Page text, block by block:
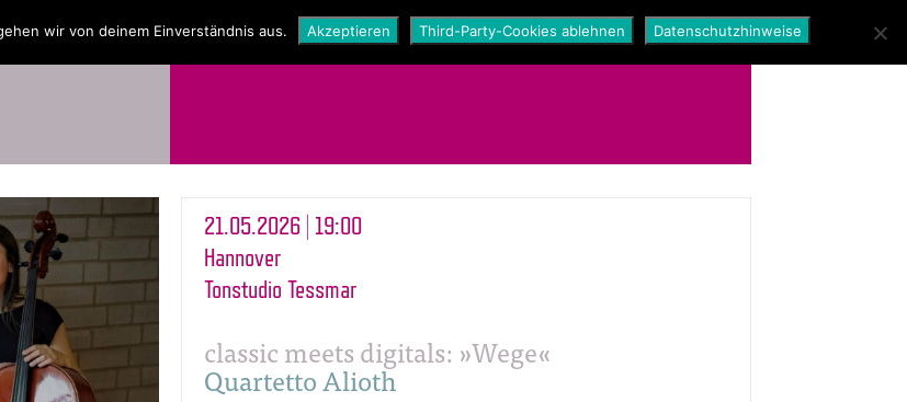
SHOP
21.05.2026 | 19:00
Hannover
Tonstudio Tessmar
classic meets digitals: »Wege«
Quartetto Alioth
wir von deinem Einverständnis aus. Akzeptieren Third-Party-Cookies ablehnen Datenschutzhinweise